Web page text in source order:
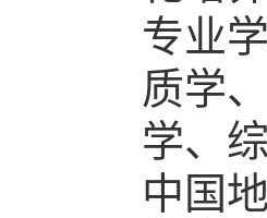
专业
质学
学、
中国